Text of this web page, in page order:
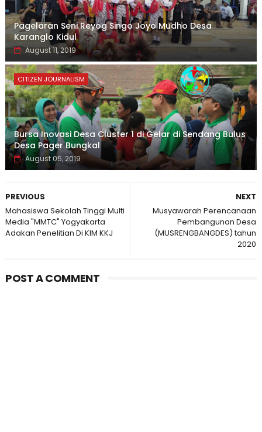
Pagelaran Seni Reyog Singo Joyo Mudho Desa
Karanglo Kidul
August 11, 2019
CITIZEN JOURNALISM
Bursa Inovasi Desa Cluster 1 di Gelar di Sendang Bulus
Desa Pager Bungkal
August 05, 2019
NEXT
Musyawarah Perencanaan
Pembangunan Desa
(MUSRENGBANGDES) tahun
2020
PREVIOUS
Mahasiswa Sekolah Tinggi Multi
Media "MMTC" Yogyakarta
Adakan Penelitian Di KIM KKJ
POST A COMMENT